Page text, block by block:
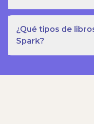
¿Qué tipos de
Spark?